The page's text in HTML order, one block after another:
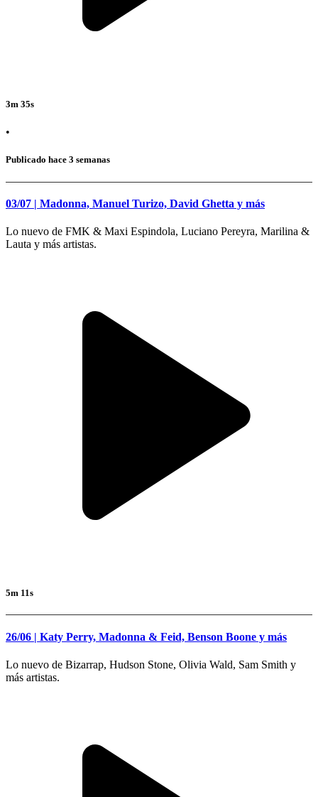
3m 35s
•
Publicado hace 3 semanas
03/07 | Madonna, Manuel Turizo, David Ghetta y más
Lo nuevo de FMK & Maxi Espindola, Luciano Pereyra, Marilina &
Lauta y más artistas.
5m 11s
26/06 | Katy Perry, Madonna & Feid, Benson Boone y más
Lo nuevo de Bizarrap, Hudson Stone, Olivia Wald, Sam Smith y
más artistas.